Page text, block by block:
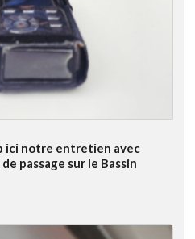
ici notre entretien avec
passage sur le Bassin